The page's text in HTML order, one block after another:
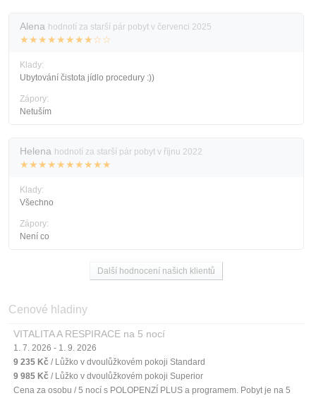
Alena hodnotí za starší pár pobyt v červenci 2025
★★★★★★★★☆☆
Klady:
Ubytování čistota jídlo procedury :))
Zápory:
Netuším
Helena hodnotí za starší pár pobyt v říjnu 2022
★★★★★★★★★★
Klady:
Všechno
Zápory:
Není co
Další hodnocení našich klientů
Cenové hladiny
VITALITA A RESPIRACE na 5 nocí
1. 7. 2026 - 1. 9. 2026
9 235 Kč / Lůžko v dvoulůžkovém pokoji Standard
9 985 Kč / Lůžko v dvoulůžkovém pokoji Superior
Cena za osobu / 5 nocí s POLOPENZÍ PLUS a programem. Pobyt je na 5